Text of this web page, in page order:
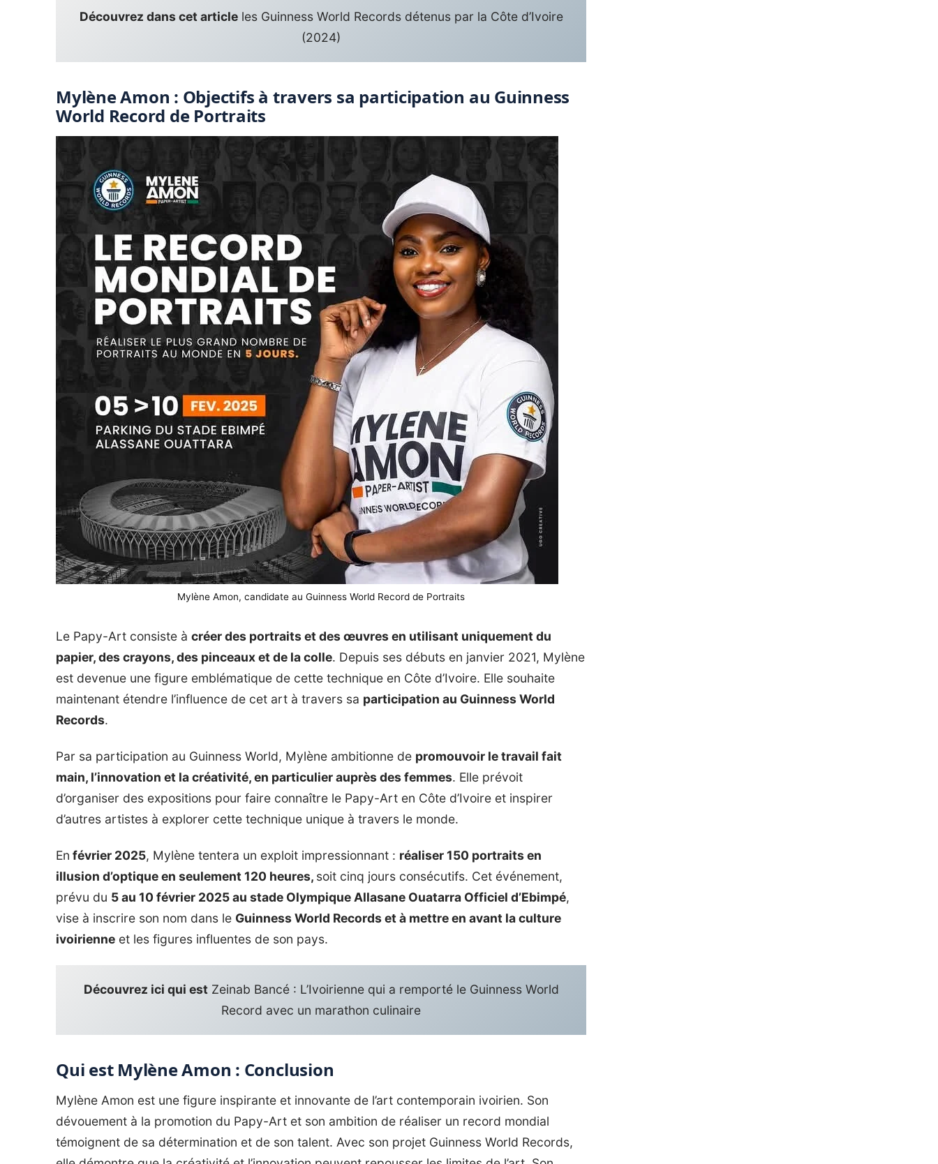
Découvrez dans cet article les Guinness World Records détenus par la Côte d’Ivoire
(2024)
Mylène Amon : Objectifs à travers sa participation au Guinness
World Record de Portraits
Mylène Amon, candidate au Guinness World Record de Portraits
Le Papy-Art consiste à créer des portraits et des œuvres en utilisant uniquement du
papier, des crayons, des pinceaux et de la colle. Depuis ses débuts en janvier 2021, Mylène
est devenue une figure emblématique de cette technique en Côte d’Ivoire. Elle souhaite
maintenant étendre l’influence de cet art à travers sa participation au Guinness World
Records.
Par sa participation au Guinness World, Mylène ambitionne de promouvoir le travail fait
main, l’innovation et la créativité, en particulier auprès des femmes. Elle prévoit
d’organiser des expositions pour faire connaître le Papy-Art en Côte d’Ivoire et inspirer
d’autres artistes à explorer cette technique unique à travers le monde.
En février 2025, Mylène tentera un exploit impressionnant : réaliser 150 portraits en
illusion d’optique en seulement 120 heures, soit cinq jours consécutifs. Cet événement,
prévu du 5 au 10 février 2025 au stade Olympique Allasane Ouatarra Officiel d’Ebimpé,
vise à inscrire son nom dans le Guinness World Records et à mettre en avant la culture
ivoirienne et les figures influentes de son pays.
Découvrez ici qui est Zeinab Bancé : L’Ivoirienne qui a remporté le Guinness World
Record avec un marathon culinaire
Qui est Mylène Amon : Conclusion
Mylène Amon est une figure inspirante et innovante de l’art contemporain ivoirien. Son
dévouement à la promotion du Papy-Art et son ambition de réaliser un record mondial
témoignent de sa détermination et de son talent. Avec son projet Guinness World Records,